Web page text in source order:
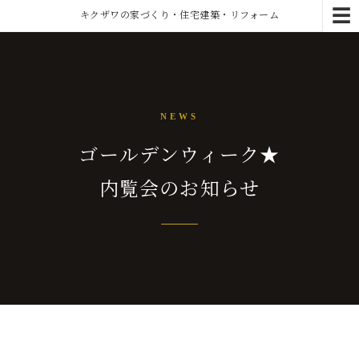
☰
キクザワの家づくり・住宅建築・リフォーム
NEWS
ゴールデンウィーク★
内覧会のお知らせ